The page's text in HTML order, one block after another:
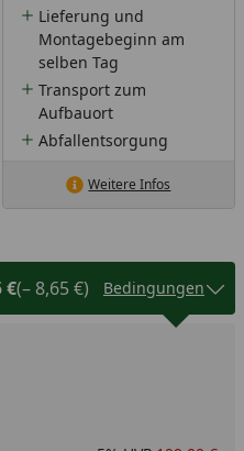
Lieferung und
Montagebeginn am
selben Tag
Transport zum
Aufbauort
Abfallentsorgung
Weitere Infos
€(– 8,65 €) Bedingungen
eingeben
um eins erhöhen